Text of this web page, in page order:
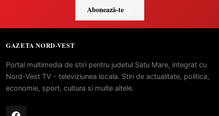
Abonează-te
GAZETA NORD-VEST
Portal multimedia de stiri pentru judetul Satu Mare, integrat cu
Nord-Vest TV - televiziunea locala. Stiri de actualitate, politica,
economie, sport, cultura si multe altele.